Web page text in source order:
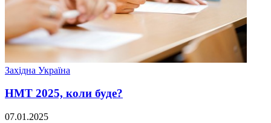
Західна Україна
НМТ 2025, коли буде?
07.01.2025